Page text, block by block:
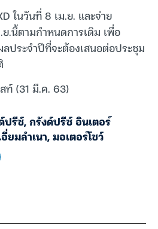
ในวันที่ 8 เม.ย. และจ่าย
.นี้ตามกำหนดการเดิม เพื่อ
ประจำปีที่จะต้องเสนอต่อประชุม
ท์ (31 มี.ค. 63)
ปรีซ์,กรังด์ปรีซ์ อินเตอร์
ยมลำเนา,มอเตอร์โชว์